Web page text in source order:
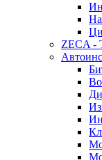
ZECA -